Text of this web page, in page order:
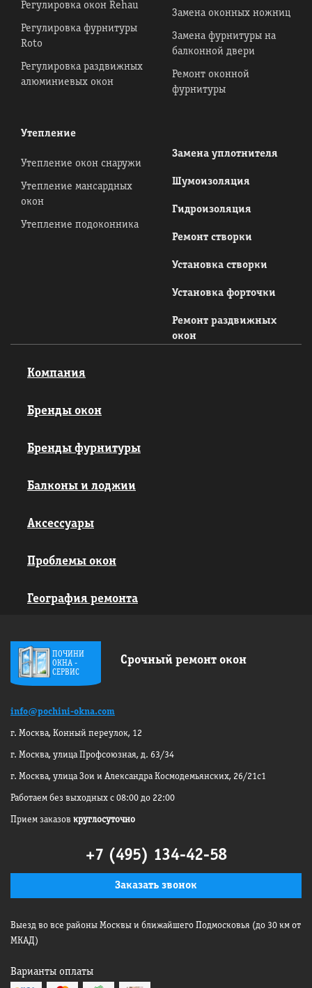
Регулировка окон Rehau
Регулировка фурнитуры
Roto
Регулировка раздвижных
алюминиевых окон
Утепление
Утепление окон снаружи
Утепление мансардных
окон
Утепление подоконника
Замена оконных ножниц
Замена фурнитуры на
балконной двери
Ремонт оконной
фурнитуры
Замена уплотнителя
Шумоизоляция
Гидроизоляция
Ремонт створки
Установка створки
Установка форточки
Ремонт раздвижных
окон
Компания
Бренды окон
Бренды фурнитуры
Балконы и лоджии
Аксессуары
Проблемы окон
География ремонта
ПОЧИНИ
ОКНА -
СЕРВИС
Срочный ремонт окон
info@pochini-okna.com
г. Москва, Конный переулок, 12
г. Москва, улица Профсоюзная, д. 63/34
г. Москва, улица Зои и АлександраКосмодемьянских, 26/21с1
Работаем без выходных с 08:00 до 22:00
Прием заказов круглосуточно
+7 (495) 134-42-58
Заказать звонок
Выезд во все районы Москвы и ближайшего Подмосковья (до 30 км от
МКАД)
Варианты оплаты